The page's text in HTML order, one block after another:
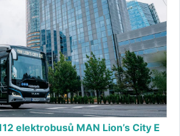
elektrobusů MAN Lion’s City E